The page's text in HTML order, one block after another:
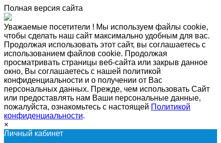
Полная версия сайта
Уважаемые посетители ! Мы используем файлы cookie,
чтобы сделать наш сайт максимально удобным для вас.
Продолжая использовать этот сайт, вы соглашаетесь с
использованием файлов cookie. Продолжая
просматривать страницы веб-сайта или закрыв данное
окно, Вы соглашаетесь с нашей политикой
конфиденциальности и о получении от Вас
персональных данных. Прежде, чем использовать Сайт
или предоставлять нам Ваши персональные данные,
пожалуйста, ознакомьтесь с настоящей Политикой
конфиденциальности.
×
Личный кабинет